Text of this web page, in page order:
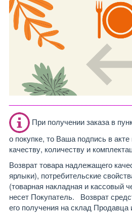
При получении заказа в
о покупке, то Ваша подпись в
качеству, количеству и
Возврат товара надлежащего
ярлыки), потребительские
(товарная накладная и кассовый
несет Покупатель. Возврат
его получения на склад Продавца